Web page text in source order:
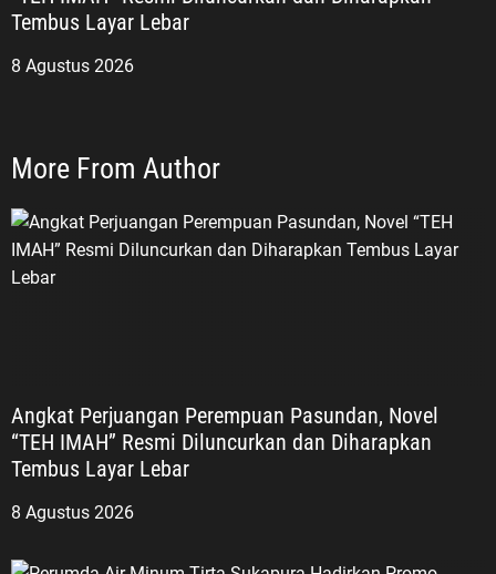
Tembus Layar Lebar
8 Agustus 2026
More From Author
Angkat Perjuangan Perempuan Pasundan, Novel
“TEH IMAH” Resmi Diluncurkan dan Diharapkan
Tembus Layar Lebar
8 Agustus 2026